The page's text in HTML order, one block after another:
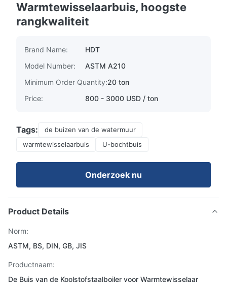
Warmtewisselaarbuis, hoogste
rangkwaliteit
Brand Name:
HDT
Model Number:
ASTM A210
Minimum Order Quantity:20 ton
Price:
800 - 3000 USD / ton
Tags:
de buizen van de watermuur
warmtewisselaarbuis
U-bochtbuis
Onderzoek nu
Product Details
Norm:
ASTM, BS, DIN, GB, JIS
Productnaam:
De Buis van de Koolstofstaalboiler voor Warmtewisselaar